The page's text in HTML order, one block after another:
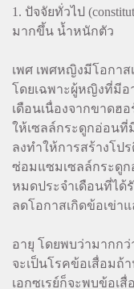
1. ปัจจัยทั่วไป
มากขึ้น น้ำหนักตัว
เพศ เพศหญิงมีโอกาส
โดยเฉพาะผู้หญิงที่มีอ
เดือนเนื่องจากขาดฮอ
ให้เซลล์กระดูกอ่อน
ลงทำให้การสร้างโปร
ซ่อมแซมเซลล์กระดู
หมดประจำเดือนที่ได้
ลดโอกาสเกิดข้อเข่า
อายุ โดยพบว่ามากกว่
จะเป็นโรคข้อเสื่อมถ้
เอกซเรย์ก็จะพบข้อเ